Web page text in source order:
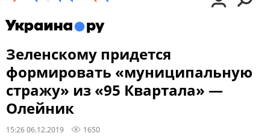
Зеленскому придется
формировать «муниципальную
стражу» из «95 Квартала» —
Олейник
15:26 06.12.2019 1650